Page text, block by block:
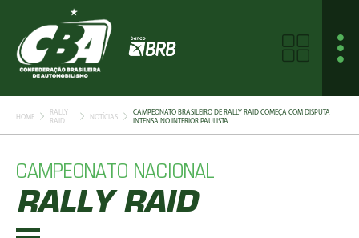
HOME
RALLY
RAID
NOTÍCIAS
CAMPEONATO BRASILEIRO DE RALLY RAID COMEÇA COM DISPUTA
INTENSA NO INTERIOR PAULISTA
CAMPEONATO NACIONAL
RALLY RAID